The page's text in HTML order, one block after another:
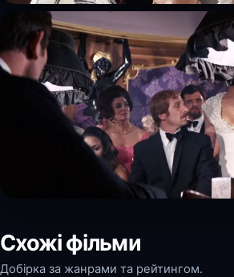
Схожі фільми
Добірка за жанрами та рейтингом.